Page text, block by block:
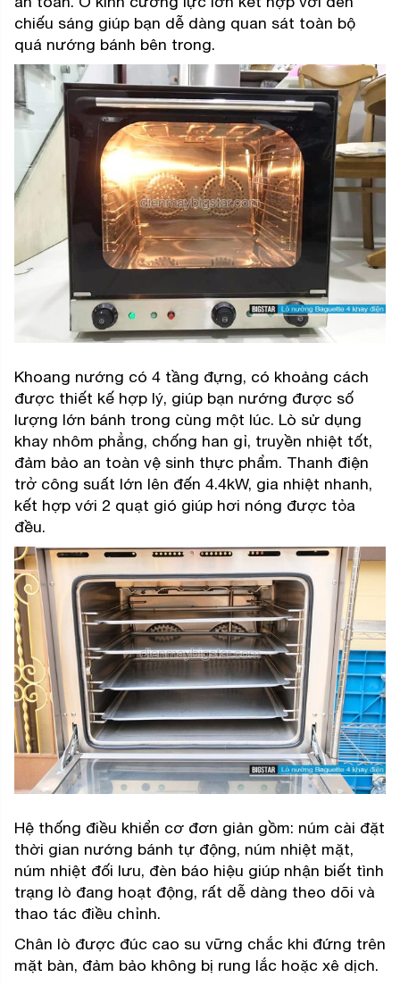
chiếu sáng giúp bạn dễ dàng quan sát toàn bộ
quá nướng bánh bên trong.
Khoang nướng có 4 tầng đựng, có khoảng cách
được thiết kế hợp lý, giúp bạn nướng được số
lượng lớn bánh trong cùng một lúc. Lò sử dụng
khay nhôm phẳng, chống han gỉ, truyền nhiệt tốt,
đảm bảo an toàn vệ sinh thực phẩm. Thanh điện
trở công suất lớn lên đến 4.4kW, gia nhiệt nhanh,
kết hợp với 2 quạt gió giúp hơi nóng được tỏa
đều.
Hệ thống điều khiển cơ đơn giản gồm: núm cài đặt
thời gian nướng bánh tự động, núm nhiệt mặt,
núm nhiệt đối lưu, đèn báo hiệu giúp nhận biết tình
trạng lò đang hoạt động, rất dễ dàng theo dõi và
thao tác điều chỉnh.
Chân lò được đúc cao su vững chắc khi đứng trên
mặt bàn, đảm bảo không bị rung lắc hoặc xê dịch.